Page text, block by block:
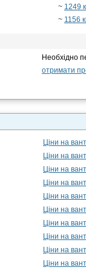
~ 1249
~ 1156
Необхідно
отримати
Ціни на
Ціни на
Ціни на
Ціни на
Ціни на
Ціни на
Ціни на
Ціни на
Ціни на
Ціни на